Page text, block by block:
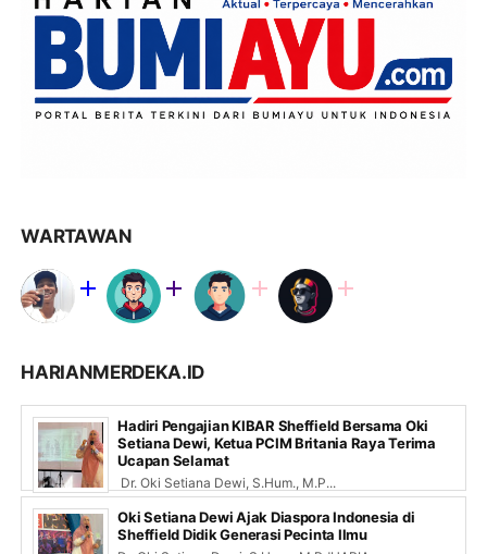
WARTAWAN
HARIANMERDEKA.ID
Hadiri Pengajian KIBAR Sheffield Bersama Oki
Setiana Dewi, Ketua PCIM Britania Raya Terima
Ucapan Selamat
Dr. Oki Setiana Dewi, S.Hum., M.P...
Oki Setiana Dewi Ajak Diaspora Indonesia di
Sheffield Didik Generasi Pecinta Ilmu